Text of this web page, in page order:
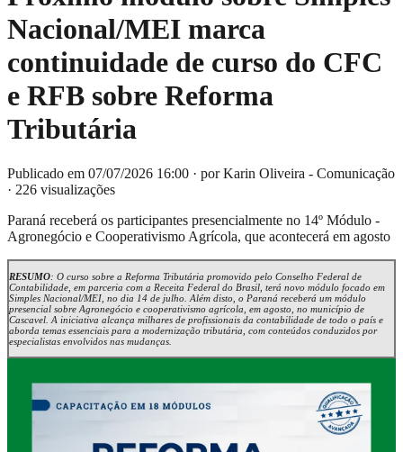
Nacional/MEI marca
continuidade de curso do CFC
e RFB sobre Reforma
Tributária
Publicado em 07/07/2026 16:00 · por Karin Oliveira - Comunicação
· 226 visualizações
Paraná receberá os participantes presencialmente no 14º Módulo -
Agronegócio e Cooperativismo Agrícola, que acontecerá em agosto
RESUMO: O curso sobre a Reforma Tributária promovido pelo Conselho Federal de
Contabilidade, em parceria com a Receita Federal do Brasil, terá novo módulo focado em
Simples Nacional/MEI, no dia 14 de julho. Além disto, o Paraná receberá um módulo
presencial sobre Agronegócio e cooperativismo agrícola, em agosto, no município de
Cascavel. A iniciativa alcança milhares de profissionais da contabilidade de todo o país e
aborda temas essenciais para a modernização tributária, com conteúdos conduzidos por
especialistas envolvidos nas mudanças.